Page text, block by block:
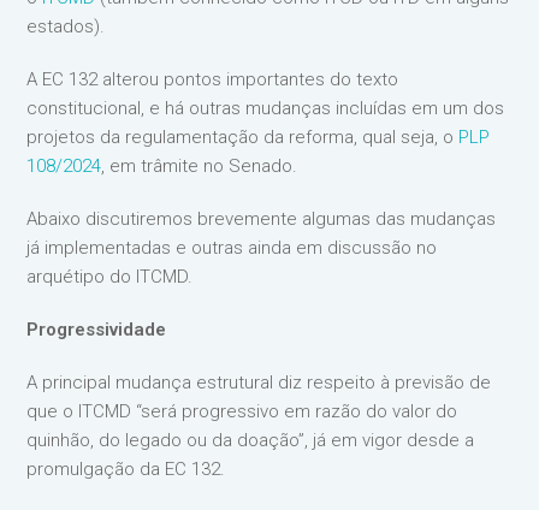
estados).
A EC 132 alterou pontos importantes do texto
constitucional, e há outras mudanças incluídas em um dos
projetos da regulamentação da reforma, qual seja, o PLP
108/2024, em trâmite no Senado.
Abaixo discutiremos brevemente algumas das mudanças
já implementadas e outras ainda em discussão no
arquétipo do ITCMD.
Progressividade
A principal mudança estrutural diz respeito à previsão de
que o ITCMD “será progressivo em razão do valor do
quinhão, do legado ou da doação”, já em vigor desde a
promulgação da EC 132.